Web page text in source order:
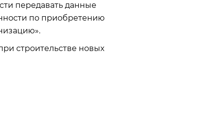
передавать данные
по приобретению
строительстве новых